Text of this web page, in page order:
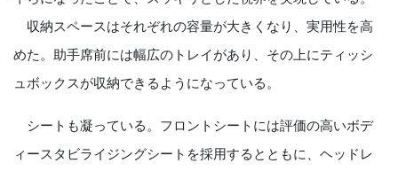
収納スペースはそれぞれの容量が大きくなり、実用性を高
めた。助手席前には幅広のトレイがあり、その上にティッシ
ュボックスが収納できるようになっている。
シートも凝っている。フロントシートには評価の高いボデ
ィースタビライジングシートを採用するとともに、ヘッドレ